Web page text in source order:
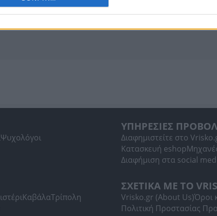
Ψυχολόγοι
ΥΠΗΡΕΣΙΕΣ
Διαφημιστείτε στο
Κατασκευή eshop
Διαφήμιση στα social
ΚαβάλαΤρίπολη
ΣΧΕΤΙΚΑ ΜΕ ΤΟ
Vrisko.gr (About Us)Όροι
Πολιτική Προστασίας